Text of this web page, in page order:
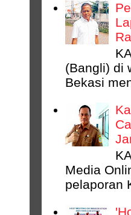
(Bangli) di
Bekasi
Media
pelaporan